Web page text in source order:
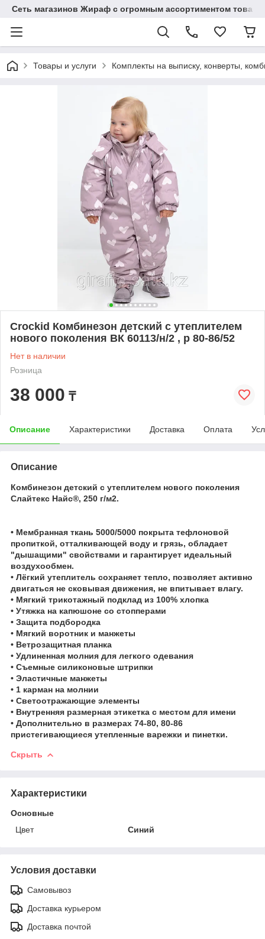
Сеть магазинов Жираф с огромным ассортиментом
Товары и услуги Комплекты на выписку, конверты,
Crockid Комбинезон детский с утеплителем
нового поколения ВК 60113/н/2 , р 80-86/52
Нет в наличии
Розница
38 000 ₸
Описание Характеристики Доставка Оплата
Описание
Комбинезон детский с утеплителем нового поколения
Слайтекс Найс®, 250 г/м2.
• Мембранная ткань 5000/5000 покрыта тефлоновой
пропиткой, отталкивающей воду и грязь, обладает
"дышащими" свойствами и гарантирует идеальный
воздухообмен.
• Лёгкий утеплитель сохраняет тепло, позволяет активно
двигаться не сковывая движения, не впитывает влагу.
• Мягкий трикотажный подклад из 100% хлопка
• Утяжка на капюшоне со стопперами
• Защита подбородка
• Мягкий воротник и манжеты
• Ветрозащитная планка
• Удлиненная молния для легкого одевания
• Съемные силиконовые штрипки
• Эластичные манжеты
• 1 карман на молнии
• Светоотражающие элементы
• Внутренняя размерная этикетка с местом для имени
• Дополнительно в размерах 74-80, 80-86
пристегивающиеся утепленные варежки и пинетки.
Скрыть
Характеристики
Основные
Цвет
Синий
Условия доставки
Самовывоз
Доставка курьером
Доставка почтой